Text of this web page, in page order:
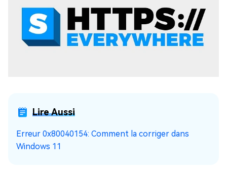
Lire Aussi
Erreur 0x80040154: Comment la corriger dans
Windows 11